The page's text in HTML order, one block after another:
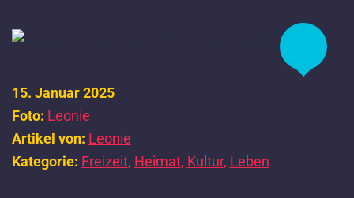
15. Januar 2025
Foto: Leonie
Artikel von: Leonie
Kategorie: Freizeit, Heimat, Kultur, Leben